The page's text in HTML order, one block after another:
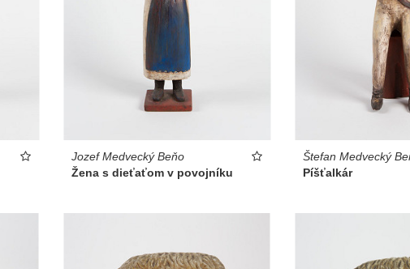
Jozef Medvecký Beňo
Žena s dieťaťom v povojníku
Štefan Medvecký
Píšťalkár